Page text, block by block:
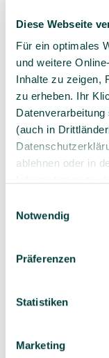
Diese Webseite
Für ein optimales
und weitere
Inhalte zu zeigen,
zu erheben. Ihr
(auch in
ablehnen oder in
schutz­erklärung
Notwendig
Präferenzen
Statistiken
Marketing
Mobil:0151 671